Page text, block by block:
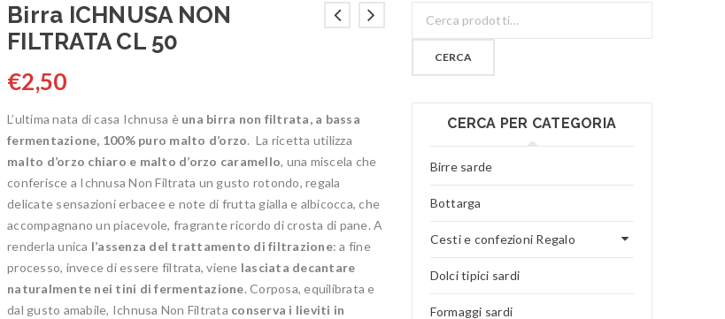
Birra ICHNUSA NON
FILTRATA CL 50
€2,50
L’ultima nata di casa Ichnusa è una birra non filtrata, a bassa
fermentazione, 100% puro malto d’orzo. La ricetta utilizza
malto d’orzo chiaro e malto d’orzo caramello, una miscela che
conferisce a Ichnusa Non Filtrata un gusto rotondo, regala
delicate sensazioni erbacee e note di frutta gialla e albicocca, che
accompagnano un piacevole, fragrante ricordo di crosta di pane. A
renderla unica l’assenza del trattamento di filtrazione: a fine
processo, invece di essere filtrata, viene lasciata decantare
naturalmente nei tini di fermentazione. Corposa, equilibrata e
dal gusto amabile, Ichnusa Non Filtrata conserva i lieviti in
CERCA
CERCA PER CATEGORIA
Birre sarde
Bottarga
Cesti e confezioni Regalo
Dolci tipici sardi
Formaggi sardi